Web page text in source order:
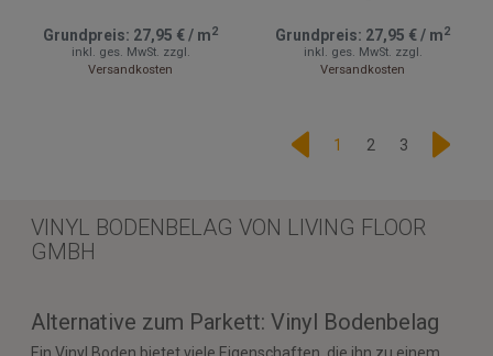
Grundpreis: 27,95 €/ m2
inkl. ges. MwSt. zzgl.
Versandkosten
Grundpreis: 27,95 €/ m2
inkl. ges. MwSt. zzgl.
Versandkosten
1 2 3
VINYL BODENBELAG VON LIVING FLOOR
GMBH
Alternative zum Parkett: Vinyl Bodenbelag